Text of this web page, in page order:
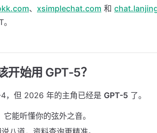
、 xsimplechat.com 和
开始用 GPT-5？
，但 2026 年的主角已经是 GPT-5 了。
能听懂你的弦外之音。